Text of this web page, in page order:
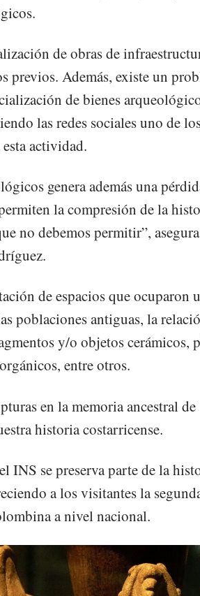
de obras de
previos. Además, existe un
de bienes
las redes sociales uno de
actividad.
genera además una
la compresión de la
no debemos permitir”,
de espacios que ocuparon
poblaciones antiguas, la
y/o objetos cerámicos,
entre otros.
en la memoria ancestral de
historia costarricense.
INS se preserva parte de la
a los visitantes la
a nivel nacional.